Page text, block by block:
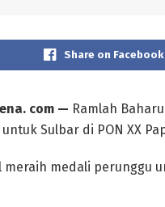
Share on Facebook
com — Ramlah
Sulbar di PON XX
meraih medali perunggu